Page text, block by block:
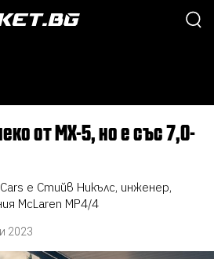
е Стийв Никълс, инженер,
McLaren MP4/4
2023